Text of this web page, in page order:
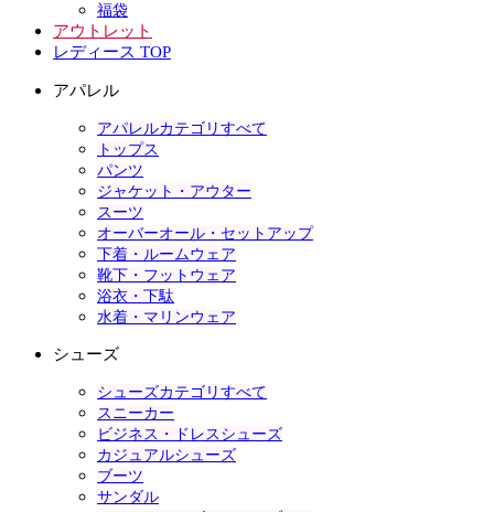
福袋
アウトレット
レディース TOP
アパレル
アパレルカテゴリすべて
トップス
パンツ
ジャケット・アウター
スーツ
オーバーオール・セットアップ
下着・ルームウェア
靴下・フットウェア
浴衣・下駄
水着・マリンウェア
シューズ
シューズカテゴリすべて
スニーカー
ビジネス・ドレスシューズ
カジュアルシューズ
ブーツ
サンダル